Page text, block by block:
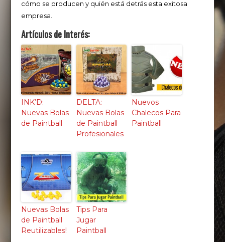
cómo se producen y quién está detrás esta exitosa
empresa.
Artículos de Interés:
INK’D:
Nuevas Bolas
de Paintball
DELTA:
Nuevas Bolas
de Paintball
Profesionales
Nuevos
Chalecos Para
Paintball
Nuevas Bolas
de Paintball
Reutilizables!
Tips Para
Jugar
Paintball